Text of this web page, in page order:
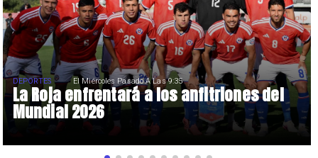
La Roja enfrentará a los anfitriones del
Mundial 2026
DEPORTES El Miércoles Pasado A Las 9:35